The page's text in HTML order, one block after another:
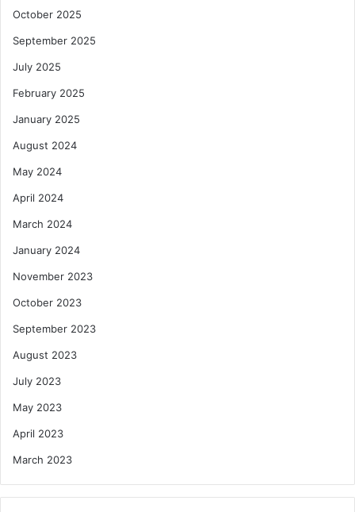
October 2025
September 2025
July 2025
February 2025
January 2025
August 2024
May 2024
April 2024
March 2024
January 2024
November 2023
October 2023
September 2023
August 2023
July 2023
May 2023
April 2023
March 2023